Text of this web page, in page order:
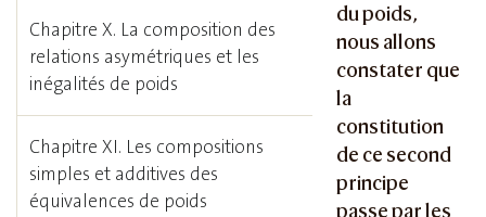
du poids,
nous allons
constater que
la
constitution
de ce second
principe
passe par les
Chapitre X. La composition des
relations asymétriques et les
inégalités de poids
Chapitre XI. Les compositions
simples et additives des
équivalences de poids